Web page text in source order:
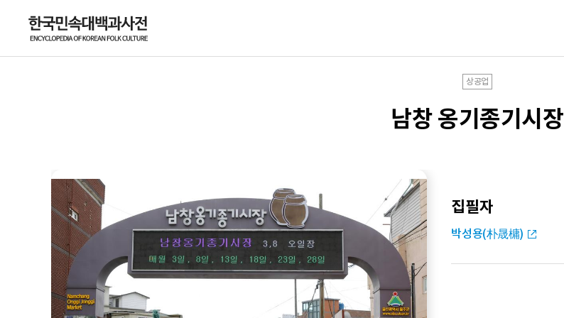
상공업
남창 옹기종기시장
집필자
박성용(朴晟槦)